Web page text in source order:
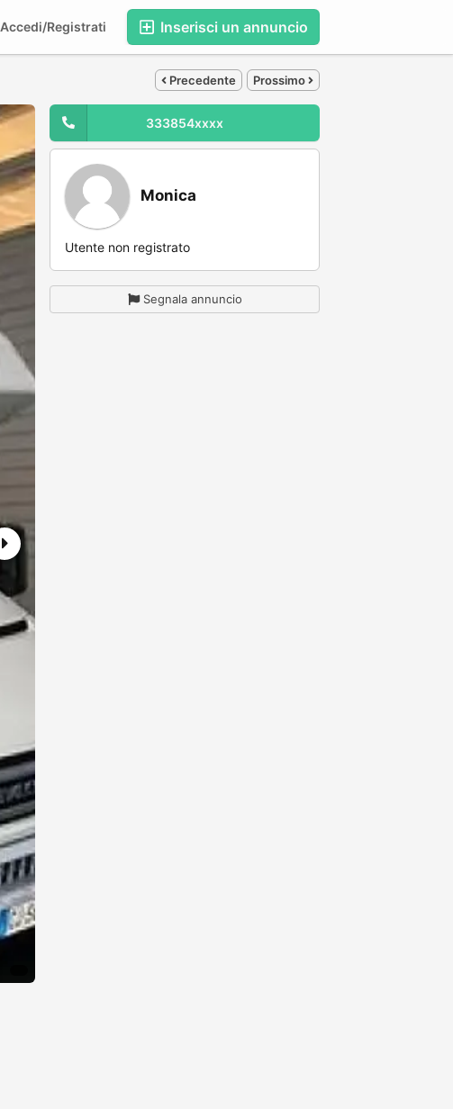
Inserisci un annuncio
Accedi/Registrati
Precedente Prossimo
333854xxxx
Monica
Utente non registrato
Segnala annuncio